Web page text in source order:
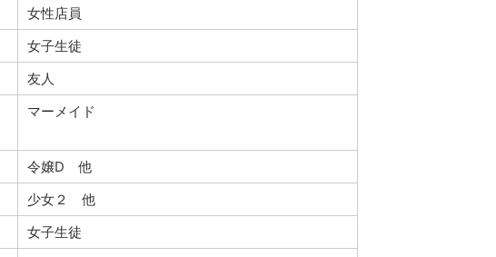
女性店員
女子生徒
友人
マーメイド
令嬢D 他
少女２ 他
女子生徒